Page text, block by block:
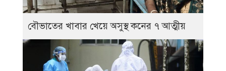
বৌভাতের খাবার খেয়ে অসুস্থ কনের ৭ আত্মীয়